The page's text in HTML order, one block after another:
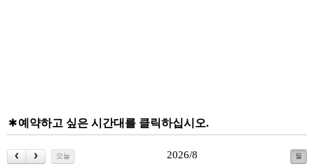
예약하고 싶은 시간대를 클릭하십시오.
오늘 월
2026/8